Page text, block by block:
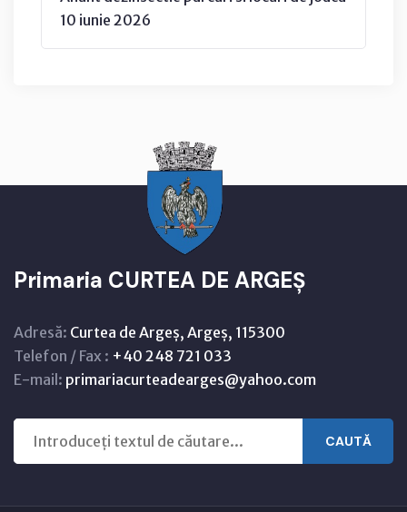
10 iunie 2026
Primaria CURTEA DE ARGEȘ
Adresă: Curtea de Argeș, Argeș, 115300
Telefon / Fax : +40 248 721 033
E-mail: primariacurteadearges@yahoo.com
CAUTĂ